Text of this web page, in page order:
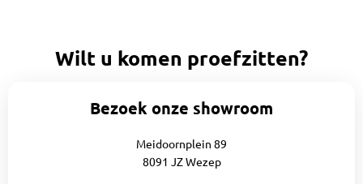
Wilt u komen proefzitten?
Bezoek onze showroom
Meidoornplein 89
8091 JZ Wezep